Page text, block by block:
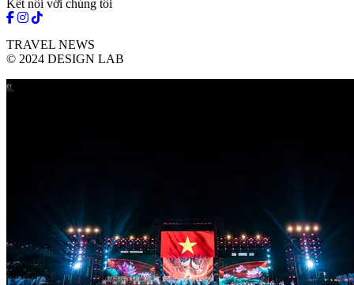
Kết nối với chúng tôi
TRAVEL NEWS
© 2024 DESIGN LAB